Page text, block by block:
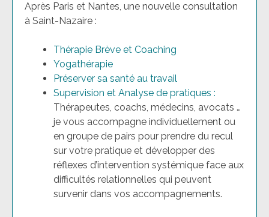
Après Paris et Nantes, une nouvelle consultation
à Saint-Nazaire :
Thérapie Brève et Coaching
Yogathérapie
Préserver sa santé au travail
Supervision et Analyse de pratiques :
Thérapeutes, coachs, médecins, avocats …
je vous accompagne individuellement ou
en groupe de pairs pour prendre du recul
sur votre pratique et développer des
réflexes d’intervention systémique face aux
difficultés relationnelles qui peuvent
survenir dans vos accompagnements.